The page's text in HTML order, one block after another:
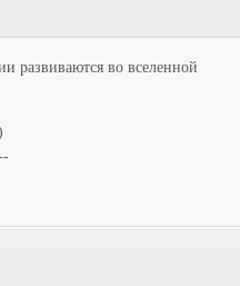
развиваются во вселенной